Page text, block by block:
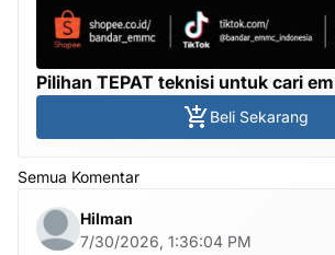
Pilihan TEPAT teknisi untuk cari
Beli Sekarang
Semua Komentar
Hilman
7/30/2026, 1:36:04 PM